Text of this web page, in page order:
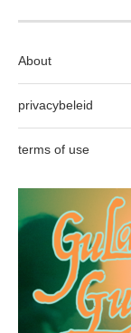
About
privacybeleid
terms of use